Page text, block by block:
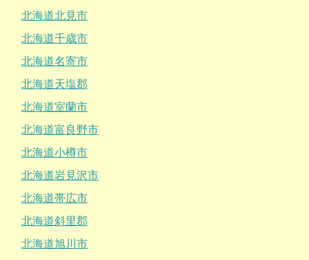
北海道北見市
北海道千歳市
北海道名寄市
北海道天塩郡
北海道室蘭市
北海道富良野市
北海道小樽市
北海道岩見沢市
北海道帯広市
北海道斜里郡
北海道旭川市